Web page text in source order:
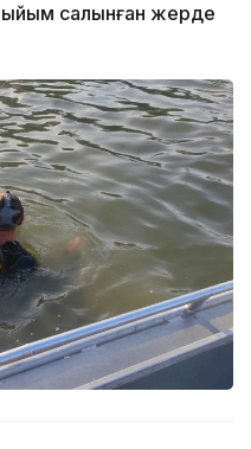
салынған жерде